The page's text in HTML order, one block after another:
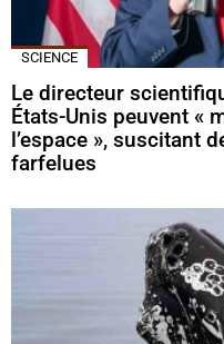
SCIENCE
Le directeur
États-Unis peuvent «
l’espace », suscitant
farfelues